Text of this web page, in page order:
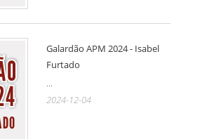
Galardão APM 2024 - Isabel
Furtado
...
2024-12-04